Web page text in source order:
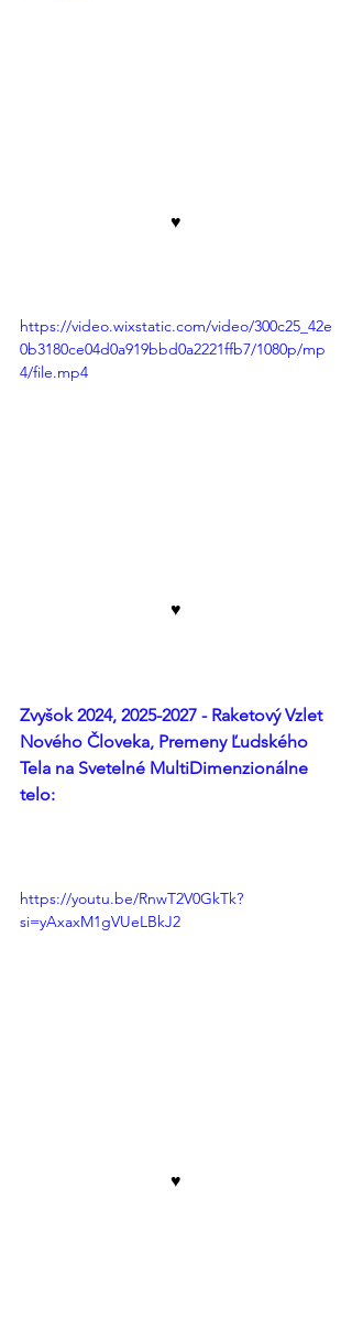
♥︎
https://video.wixstatic.com/video/300c25_42e
0b3180ce04d0a919bbd0a2221ffb7/1080p/mp
4/file.mp4
♥︎
Zvyšok 2024, 2025-2027 - Raketový Vzlet
Nového Človeka, Premeny Ľudského
Tela na Svetelné MultiDimenzionálne
telo:
https://youtu.be/RnwT2V0GkTk?
si=yAxaxM1gVUeLBkJ2
♥︎